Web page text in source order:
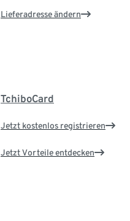
Lieferadresse ändern
TchiboCard
Jetzt kostenlos registrieren
Jetzt Vorteile entdecken